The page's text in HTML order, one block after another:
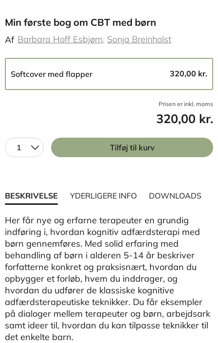
Min første bog om CBT med børn
Af Barbara Hoff Esbjørn Sonja Breinholst
Softcover med flapper 320,00 kr.
Prisen er inkl, moms
320,00 kr.
1 Tilføj til kurv
BESKRIVELSE YDERLIGERE INFO DOWNLOADS
Her får nye og erfarne terapeuter en grundig
indføring i, hvordan kognitiv adfærdsterapi med
børn gennemføres. Med solid erfaring med
behandling af børn i alderen 5-14 år beskriver
forfatterne konkret og praksisnært, hvordan du
opbygger et forløb, hvem du inddrager, og
hvordan du udfører de klassiske kognitive
adfærdsterapeutiske teknikker. Du får eksempler
på dialoger mellem terapeuter og børn, arbejdsark
samt ideer til, hvordan du kan tilpasse teknikker til
det enkelte barn.